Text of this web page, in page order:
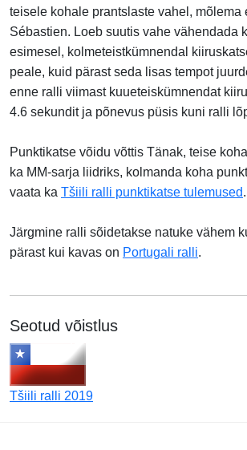
teisele kohale prantslaste vahel, mõlema
Sébastien. Loeb suutis vahe vähendada
esimesel, kolmeteistkümnendal
peale, kuid pärast seda lisas tempot
enne ralli viimast kuueteiskümnendat
4.6 sekundit ja põnevus püsis kuni ralli
Punktikatse võidu võttis Tänak, teise
ka MM-sarja liidriks, kolmanda koha
vaata ka Tšiili ralli punktikatse tulemused.
Järgmine ralli sõidetakse natuke vähem
pärast kui kavas on Portugali ralli.
Seotud võistlus
Tšiili ralli 2019